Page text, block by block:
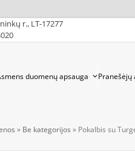
r., LT-17277
duomenų apsauga Pranešėjų
» Be kategorijos » Pokalbis su